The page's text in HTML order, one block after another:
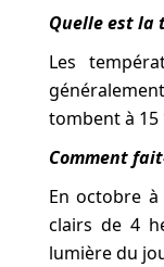
Quelle est la
Les
tombent à 15
Comment
En octobre
clairs de 4
lumière du